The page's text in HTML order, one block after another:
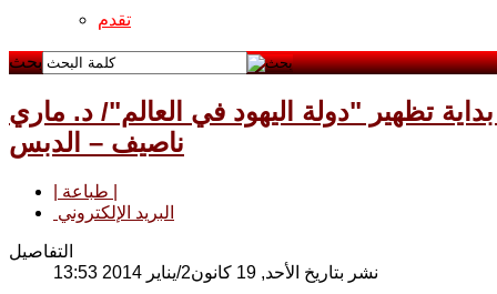
تقدم
بحث
تظهير "دولة اليهود في العالم"/ د. ماري
ناصيف – الدبس
البريد الإلكتروني
التفاصيل
نشر بتاريخ الأحد, 19 كانون2/يناير 2014 13:53